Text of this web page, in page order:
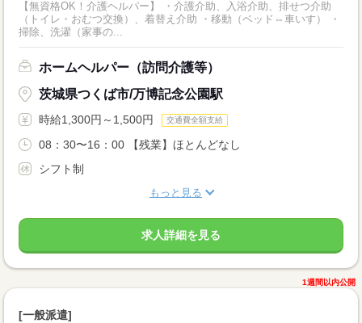
【無資格OK！介護ヘルパー】 ・介護介助、入浴介助、排せつ介助
（トイレ・おむつ交換）、着替え介助 ・移動（ベッド⇔車いす） ・
掃除、洗濯（家事の...
ホームヘルパー（訪問介護等）
茨城県つくば市/万博記念公園駅
時給1,300円～1,500円 交通費全額支給
08：30〜16：00 【残業】ほとんどなし
シフト制
もっと見る
求人詳細を見る
1週間以内公開
[一般派遣]